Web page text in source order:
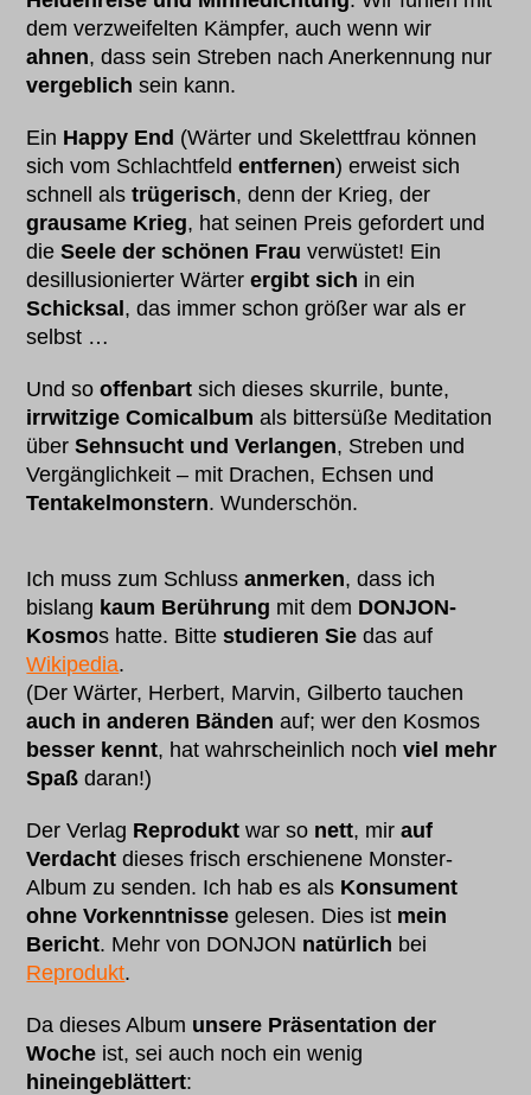
dem verzweifelten Kämpfer, auch wenn wir
ahnen, dass sein Streben nach Anerkennung nur
vergeblich sein kann.
Ein Happy End (Wärter und Skelettfrau können
sich vom Schlachtfeldentfernen) erweist sich
schnell alstrügerisch, denn der Krieg, der
grausame Krieg, hat seinen Preis gefordert und
dieSeele der schönen Frau verwüstet! Ein
desillusionierter Wärterergibt sich in ein
Schicksal , das immer schon größer war als er
selbst …
Und sooffenbart sich dieses skurrile, bunte,
irrwitzige Comicalbum als bittersüße Meditation
überSehnsucht und Verlangen, Streben und
Vergänglichkeit – mit Drachen, Echsen und
Tentakelmonstern. Wunderschön.
Ich muss zum Schlussanmerken, dass ich
bislang kaum Berührung mit dem DONJON-
Kosmos hatte. Bittestudieren Sie das auf
Wikipedia.
(Der Wärter, Herbert, Marvin, Gilberto tauchen
auch in anderen Bänden auf; wer den Kosmos
besser kennt, hat wahrscheinlich nochviel mehr
Spaß daran!)
Der Verlag Reprodukt war so nett, mirauf
Verdacht dieses frisch erschienene Monster-
Album zu senden. Ich hab es als Konsument
ohne Vorkenntnisse gelesen. Dies ist mein
Bericht. Mehr von DONJON natürlich bei
Reprodukt.
Da dieses Album unsere Präsentation der
Woche ist, sei auch noch ein wenig
hineingeblättert: